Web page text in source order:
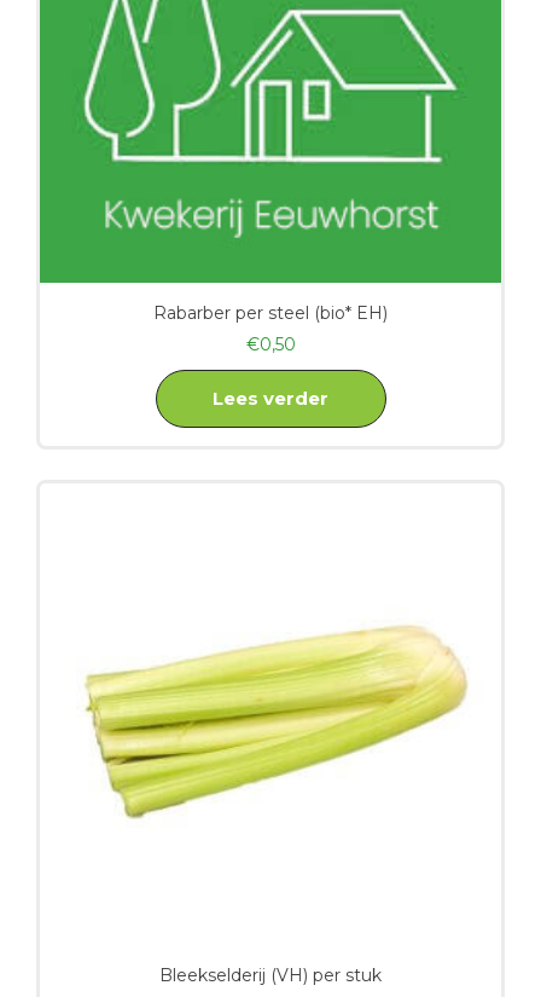
Rabarber per steel (bio* EH)
€0,50
Lees verder
Bleekselderij (VH) per stuk